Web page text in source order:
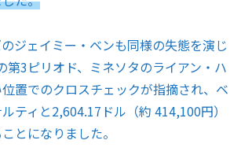
ジェイミー・ベンも同様の失態を演じ
第3ピリオド、ミネソタのライアン・ハ
置でのクロスチェックが指摘され、ベ
ティと2,604.17ドル（約 414,100円）
とになりました。